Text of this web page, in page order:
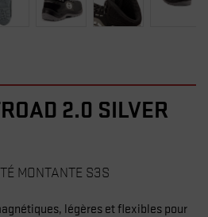
2.0 SILVER
MONTANTE S3S
légères et flexibles pour